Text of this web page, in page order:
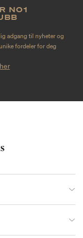
NO1
adgang til nyheter og
fordeler for deg